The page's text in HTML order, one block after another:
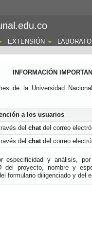
EXTENSIÓN
INFORMACIÓN
de la Universidad
a los usuarios
del chatdel correo
del chatdel correo
especificidad y análisis,
proyecto, nombre y
formulario diligenciado y del